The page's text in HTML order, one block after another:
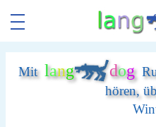
Mit lang dog
hören,